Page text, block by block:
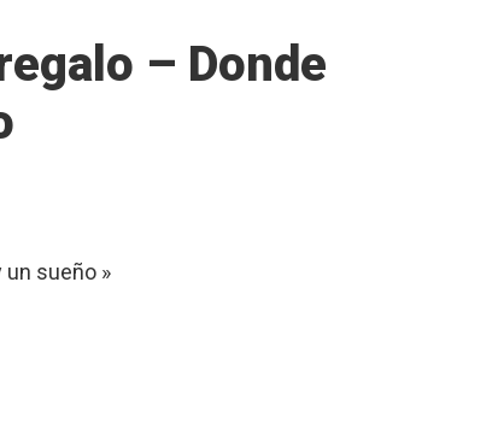
– Donde
un sueño »